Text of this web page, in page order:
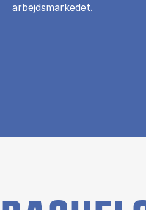
arbejdsmarkedet.